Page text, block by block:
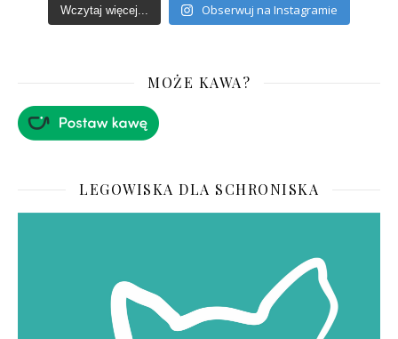
Wczytaj więcej... Obserwuj na Instagramie
MOŻE KAWA?
LEGOWISKA DLA SCHRONISKA